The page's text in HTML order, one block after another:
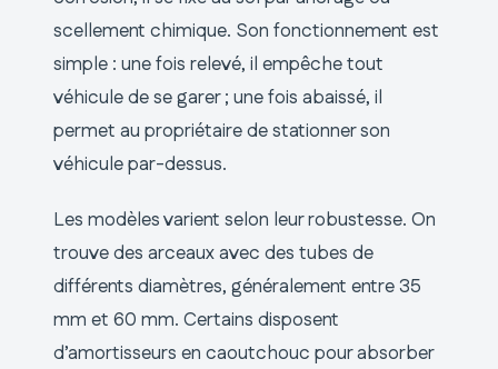
scellement chimique. Son fonctionnement est
simple : une fois relevé, il empêche tout
véhicule de se garer ; une fois abaissé, il
permet au propriétaire de stationner son
véhicule par-dessus.
Les modèles varient selon leur robustesse. On
trouve des arceaux avec des tubes de
différents diamètres, généralement entre 35
mm et 60 mm. Certains disposent
d’amortisseurs en caoutchouc pour absorber